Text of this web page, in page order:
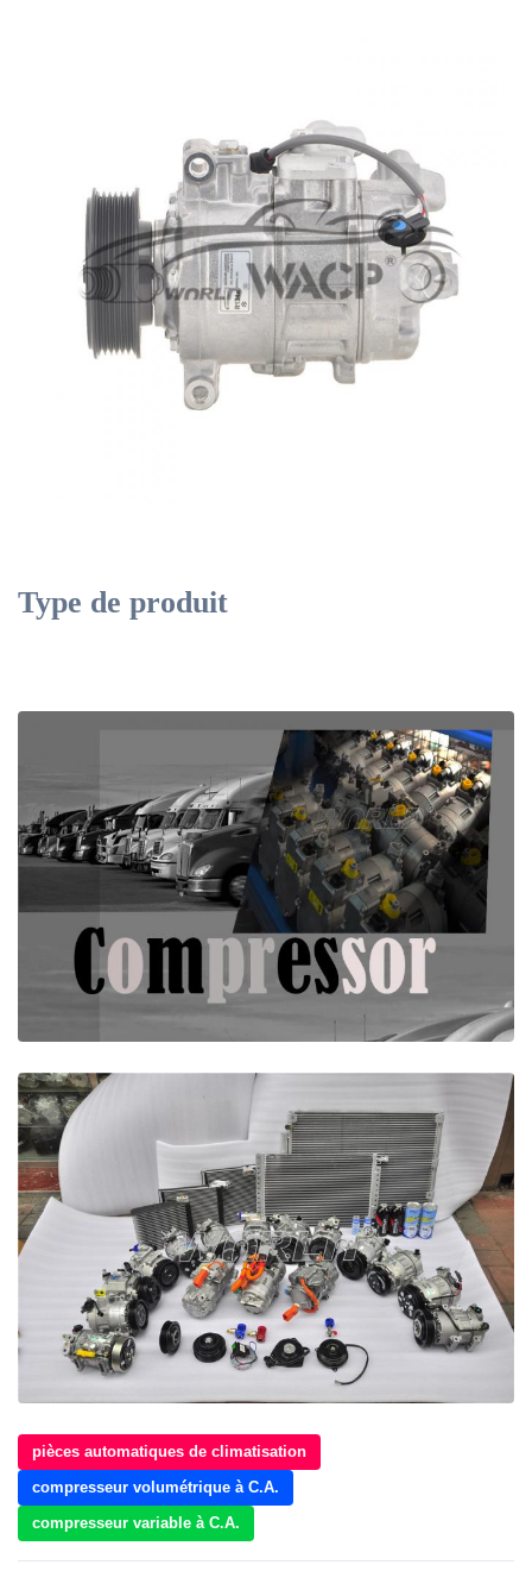
Type de produit
pièces automatiques de climatisation
compresseur volumétrique à C.A.
compresseur variable à C.A.